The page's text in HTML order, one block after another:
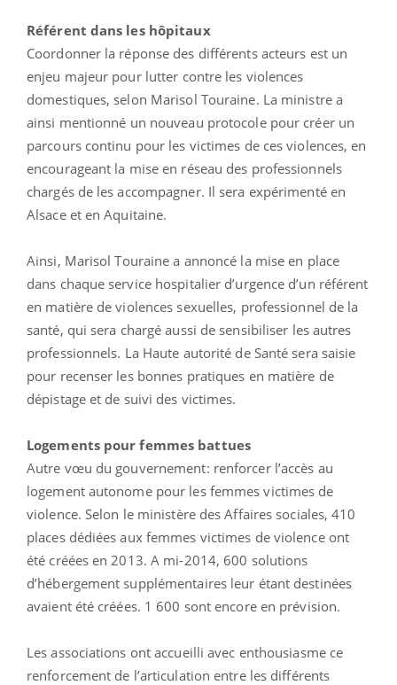
Référent dans les hôpitaux
Coordonner la réponse des différents acteurs est un
enjeu majeur pour lutter contre les violences
domestiques, selon Marisol Touraine. La ministre a
ainsi mentionné un nouveau protocole pour créer un
parcours continu pour les victimes de ces violences, en
encourageant la mise en réseau des professionnels
chargés de les accompagner. Il sera expérimenté en
Alsace et en Aquitaine.
Ainsi, Marisol Touraine a annoncé la mise en place
dans chaque service hospitalier d’urgence d’un référent
en matière de violences sexuelles, professionnel de la
santé, qui sera chargé aussi de sensibiliser les autres
professionnels. La Haute autorité de Santé sera saisie
pour recenser les bonnes pratiques en matière de
dépistage et de suivi des victimes.
Logements pour femmes battues
Autre vœu du gouvernement: renforcer l’accès au
logement autonome pour les femmes victimes de
violence. Selon le ministère des Affaires sociales, 410
places dédiées aux femmes victimes de violence ont
été créées en 2013. A mi-2014, 600 solutions
d’hébergement supplémentaires leur étant destinées
avaient été créées. 1 600 sont encore en prévision.
Les associations ont accueilli avec enthousiasme ce
renforcement de l’articulation entre les différents